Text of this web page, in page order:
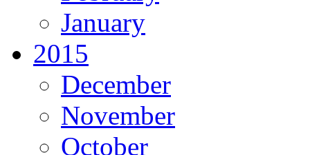
January
2015
December
November
October